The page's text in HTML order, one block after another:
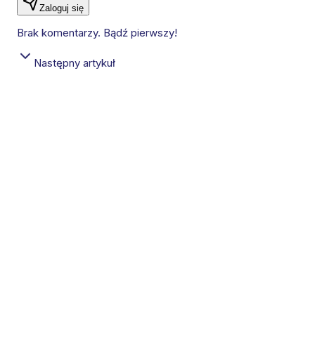
Zaloguj się
Brak komentarzy. Bądź pierwszy!
Następny artykuł